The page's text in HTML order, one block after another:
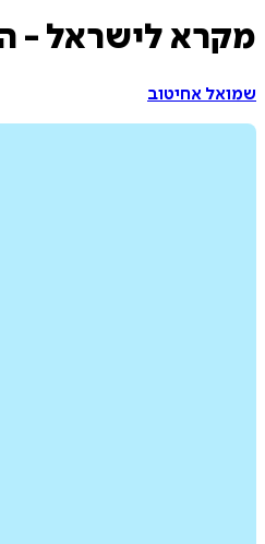
מקרא לישראל -
שמואל אחיטוב